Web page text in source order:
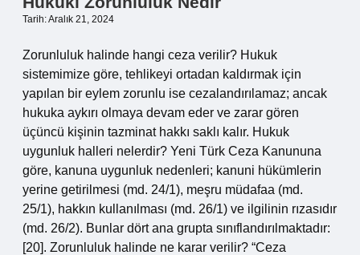
Tarih: Aralık 21, 2024
Zorunluluk halinde hangi ceza verilir? Hukuk
sistemimize göre, tehlikeyi ortadan kaldırmak için
yapılan bir eylem zorunlu ise cezalandırılamaz; ancak
hukuka aykırı olmaya devam eder ve zarar gören
üçüncü kişinin tazminat hakkı saklı kalır. Hukuk
uygunluk halleri nelerdir? Yeni Türk Ceza Kanununa
göre, kanuna uygunluk nedenleri; kanuni hükümlerin
yerine getirilmesi (md. 24/1), meşru müdafaa (md.
25/1), hakkın kullanılması (md. 26/1) ve ilgilinin rızasıdır
(md. 26/2). Bunlar dört ana grupta sınıflandırılmaktadır:
[20]. Zorunluluk halinde ne karar verilir? “Ceza